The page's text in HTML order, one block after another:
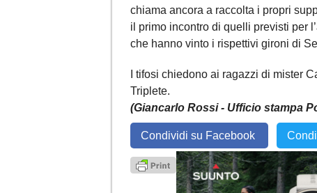
chiama ancora a raccolta i propri
il primo incontro di quelli previsti per
che hanno vinto i rispettivi gironi di
I tifosi chiedono ai ragazzi di mister
Triplete.
(Giancarlo Rossi - Ufficio stampa
Condividi su Facebook